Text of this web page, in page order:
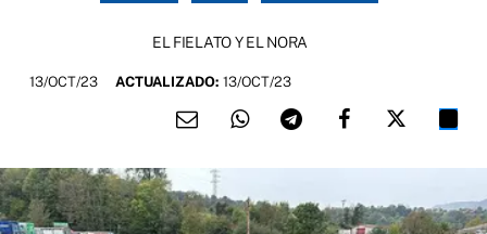
EL FIELATO Y EL NORA
13/OCT/23 ACTUALIZADO: 13/OCT/23